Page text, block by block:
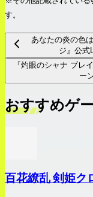
す。
あなたの炎の色
ジ』公式
『灼眼のシャナ ブレ
ー
おすすめゲ
百花繚乱 剣姫ク